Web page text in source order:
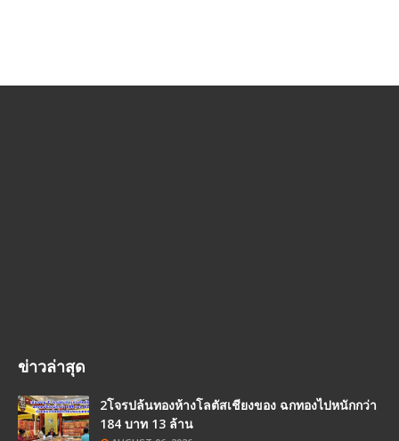
ข่าวล่าสุด
2โจรปล้นทองห้างโลตัสเชียงของ ฉกทองไปหนักกว่า
184 บาท 13 ล้าน